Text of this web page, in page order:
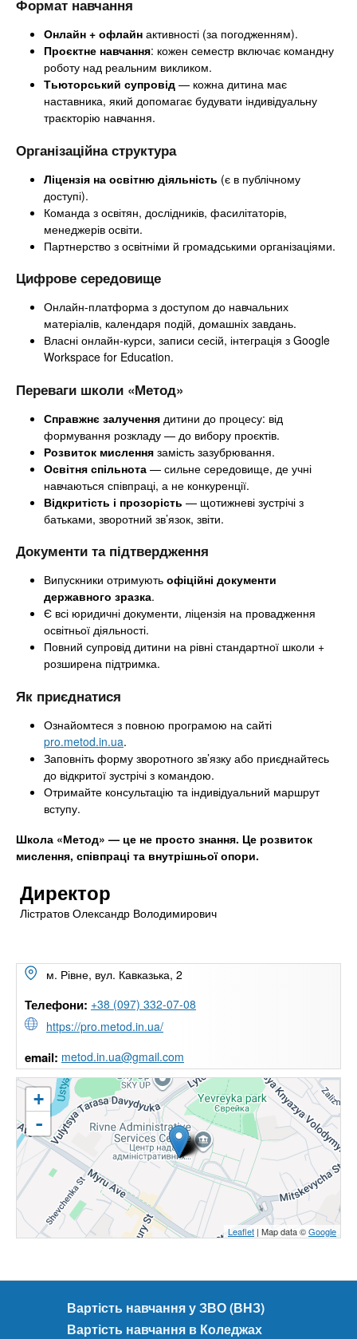
Формат навчання
Онлайн + офлайн активності (за погодженням).
Проєктне навчання: кожен семестр включає командну
роботу над реальним викликом.
Тьюторський супровід — кожна дитина має
наставника, який допомагає будувати індивідуальну
траєкторію навчання.
Організаційна структура
Ліцензія на освітню діяльність (є в публічному
доступі).
Команда з освітян, дослідників, фасилітаторів,
менеджерів освіти.
Партнерство з освітніми й громадськими організаціями.
Цифрове середовище
Онлайн-платформа з доступом до навчальних
матеріалів, календаря подій, домашніх завдань.
Власні онлайн-курси, записи сесій, інтеграція з Google
Workspace for Education.
Переваги школи «Метод»
Справжнє залучення дитини до процесу: від
формування розкладу — до вибору проєктів.
Розвиток мислення замість зазубрювання.
Освітня спільнота — сильне середовище, де учні
навчаються співпраці, а не конкуренції.
Відкритість і прозорість — щотижневі зустрічі з
батьками, зворотний зв’язок, звіти.
Документи та підтвердження
Випускники отримують офіційні документи
державного зразка.
Є всі юридичні документи, ліцензія на провадження
освітньої діяльності.
Повний супровід дитини на рівні стандартної школи +
розширена підтримка.
Як приєднатися
Ознайомтеся з повною програмою на сайті
pro.metod.in.ua.
Заповніть форму зворотного зв’язку або приєднайтесь
до відкритої зустрічі з командою.
Отримайте консультацію та індивідуальний маршрут
вступу.
Школа «Метод» — це не просто знання. Це розвиток
мислення, співпраці та внутрішньої опори.
Директор
Лістратов Олександр Володимирович
+
-
Leaflet | Map data ©Google
м. Рівне, вул. Кавказька, 2
Телефони: +38 (097) 332-07-08
https://pro.metod.in.ua/
email: metod.in.ua@gmail.com
Вартість навчання у ЗВО (ВНЗ)
Вартість навчання в Коледжах